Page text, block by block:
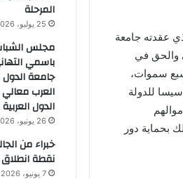
عقدته جامعة
والحق في
سموات،
للدولة
بحماية دور
المرحلة
25 يوليو، 2026
مجلس
باسمي
جامعة الدول
العرب
الدول
26 يونيو، 2026
خبراء من
نقطة
7 يونيو، 2026